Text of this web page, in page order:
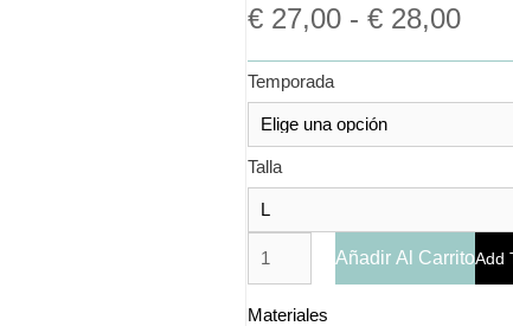
€ 27,00 - € 28,00
Temporada
Talla
Añadir Al CarritoAdd
Materiales